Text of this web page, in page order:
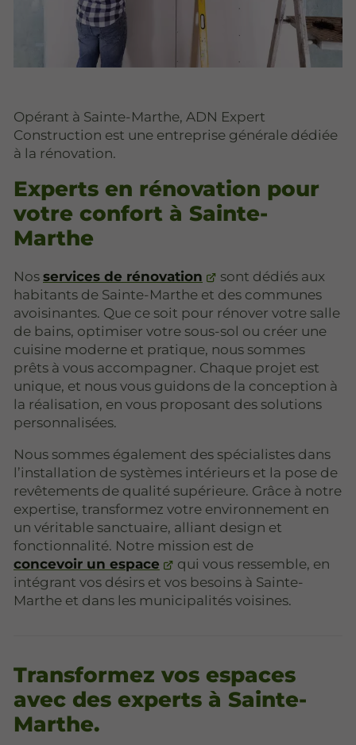
Opérant à Sainte-Marthe, ADN Expert
Construction est une entreprise générale dédiée
à la rénovation.
Experts en rénovation pour
votre confort à Sainte-
Marthe
Nos services de rénovation
sont dédiés aux
habitants de Sainte-Marthe et des communes
avoisinantes. Que ce soit pour rénover votre salle
de bains, optimiser votre sous-sol ou créer une
cuisine moderne et pratique, nous sommes
prêts à vous accompagner. Chaque projet est
unique, et nous vous guidons de la conception à
la réalisation, en vous proposant des solutions
personnalisées.
Nous sommes également des spécialistes dans
l’installation de systèmes intérieurs et la pose de
revêtements de qualité supérieure. Grâce à notre
expertise, transformez votre environnement en
un véritable sanctuaire, alliant design et
fonctionnalité. Notre mission est de
concevoir un espace
qui vous ressemble, en
intégrant vos désirs et vos besoins à Sainte-
Marthe et dans les municipalités voisines.
Transformez vos espaces
avec des experts à Sainte-
Marthe.